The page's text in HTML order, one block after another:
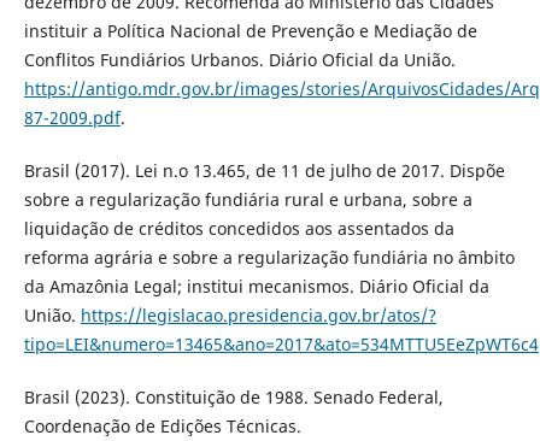
instituir a Política Nacional de Prevenção e Mediação de
Conflitos Fundiários Urbanos. Diário Oficial da União.
https://antigo.mdr.gov.br/images/stories/ArquivosCidades/
87-2009.pdf.
Brasil (2017). Lei n.o 13.465, de 11 de julho de 2017. Dispõe
sobre a regularização fundiária rural e urbana, sobre a
liquidação de créditos concedidos aos assentados da
reforma agrária e sobre a regularização fundiária no âmbito
da Amazônia Legal; institui mecanismos. Diário Oficial da
União. https://legislacao.presidencia.gov.br/atos/?
tipo=LEI&numero=13465&ano=2017&ato=534MTTU5EeZpWT6c4
Brasil (2023). Constituição de 1988. Senado Federal,
Coordenação de Edições Técnicas.